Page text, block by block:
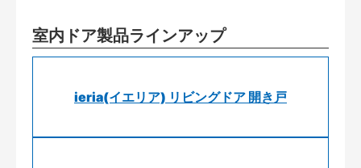
室内ドア製品ラインアップ
ieria(イエリア) リビングドア 開き戸